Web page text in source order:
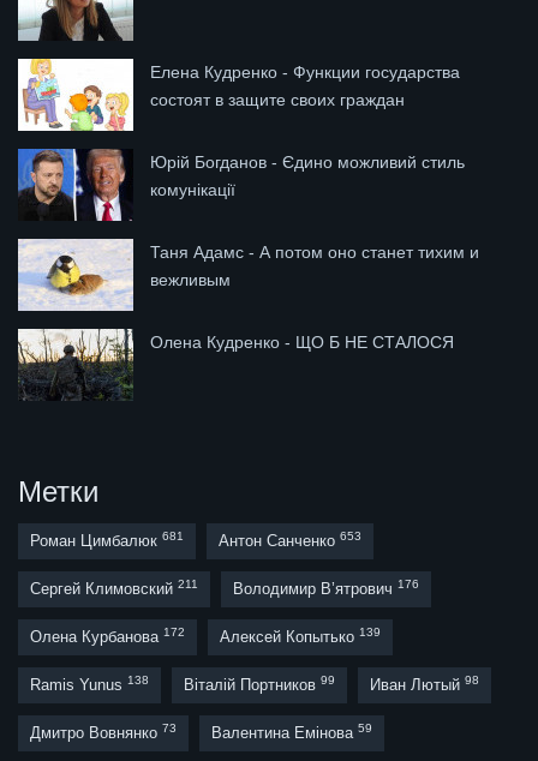
Елена Кудренко - Функции государства
состоят в защите своих граждан
Юрій Богданов - Єдино можливий стиль
комунікації
Таня Адамс - А потом оно станет тихим и
вежливым
Олена Кудренко - ЩО Б НЕ СТАЛОСЯ
Метки
Роман Цимбалюк 681 Антон Санченко 653
Сергей Климовский 211 Володимир В’ятрович 176
Олена Курбанова 172 Алексей Копытько 139
Ramis Yunus 138 Віталій Портников 99 Иван Лютый 98
Дмитро Вовнянко 73 Валентина Емінова 59